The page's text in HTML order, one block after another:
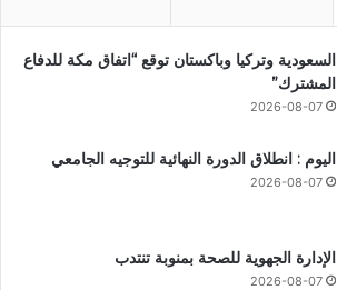
السعودية وتركيا وباكستان توقع “اتفاق مكة للدفاع
المشترك”
2026-08-07
اليوم : انطلاق الدورة النهائية للتوجيه الجامعي
2026-08-07
الإدارة الجهوية للصحة بمنوبة تنتدب
2026-08-07